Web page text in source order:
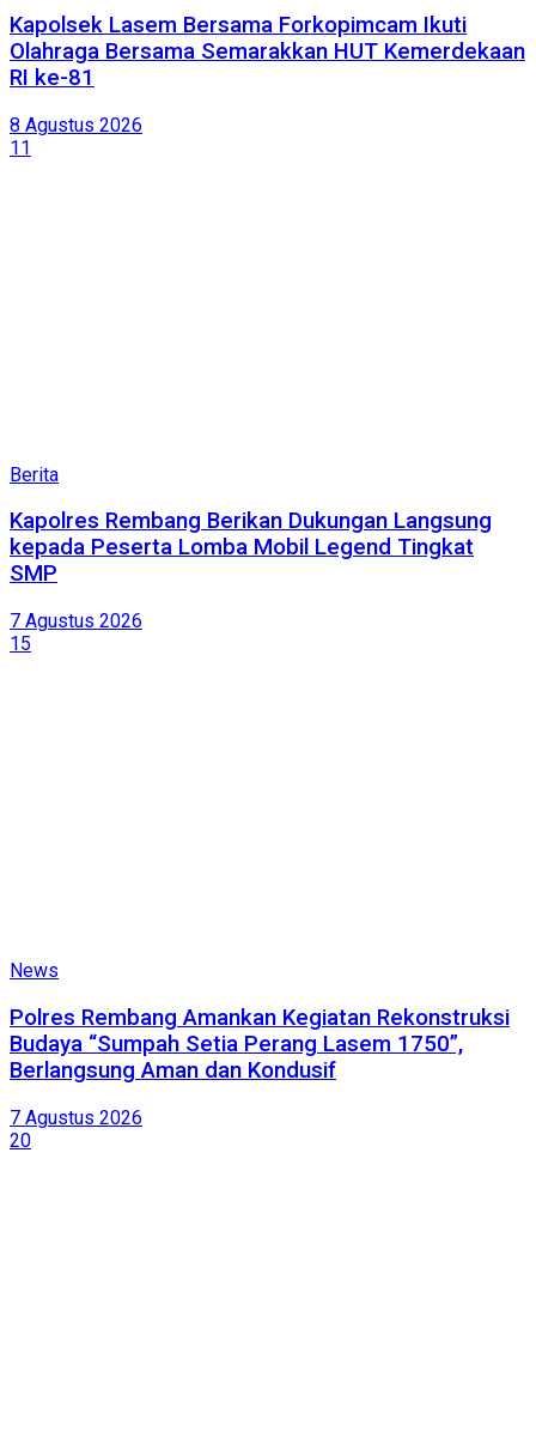
Kapolsek Lasem Bersama Forkopimcam Ikuti
Olahraga Bersama Semarakkan HUT Kemerdekaan
RI ke-81
8 Agustus 2026
11
Berita
Kapolres Rembang Berikan Dukungan Langsung
kepada Peserta Lomba Mobil Legend Tingkat
SMP
7 Agustus 2026
15
News
Polres Rembang Amankan Kegiatan Rekonstruksi
Budaya “Sumpah Setia Perang Lasem 1750”,
Berlangsung Aman dan Kondusif
7 Agustus 2026
20